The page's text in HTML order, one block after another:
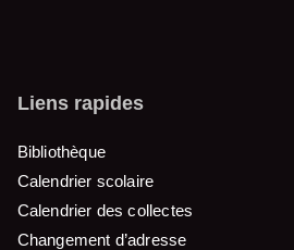
Liens rapides
Bibliothèque
Calendrier scolaire
Calendrier des collectes
Changement d’adresse